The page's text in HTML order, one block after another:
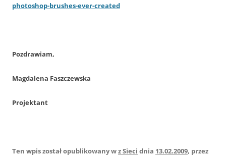
photoshop-brushes-ever-created
Pozdrawiam,
Magdalena Faszczewska
Projektant
Ten wpis został opublikowany wz Sieci dnia 13.02.2009, przez